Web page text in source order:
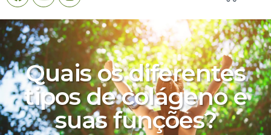
Quais os diferentes
tipos de colágeno e
suas funções?